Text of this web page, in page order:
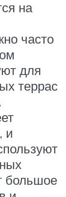
на
часто
для
террас
и
большое